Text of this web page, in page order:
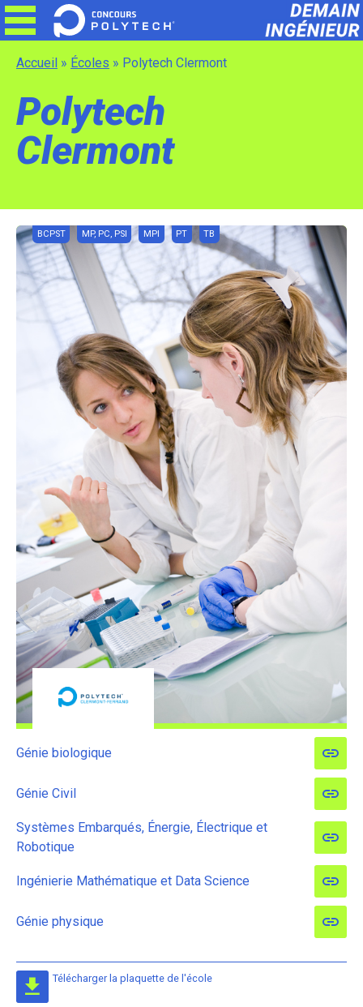
Skip
to
Accueil » Écoles » Polytech Clermont
Polytech
Clermont
BCPST MP, PC, PSI MPI PT TB
Génie biologique
Génie Civil
Systèmes Embarqués, Énergie, Électrique et
Robotique
Ingénierie Mathématique et Data Science
Génie physique
Télécharger la plaquette de l'école